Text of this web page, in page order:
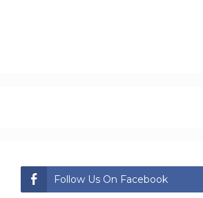
Follow Us On Facebook